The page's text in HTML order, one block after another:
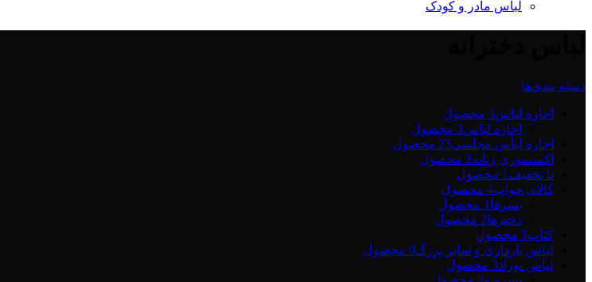
لباس مادر و کودک
دسته بندی‌ها
اجاره لباس3 محصول
اجاره لباس3 محصول
اجاره لباس مجلسی23 محصول
اکسسوری زنانه2 محصول
با تخفیف 1 محصول
کالای خواب4 محصول
پسرها 1 محصول
دخترها2 محصول
کتاب3 محصول
لباس بارداری و سایز بزرگ0 محصول
لباس نوزاد3 محصول